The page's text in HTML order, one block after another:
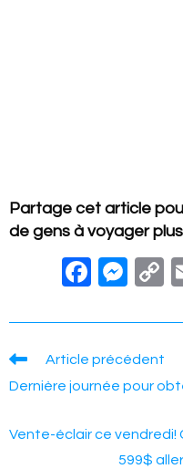
Partage cet article
de gens à voyager
F
c
e
b
o
M
ss
e
n
er
Read
articles
Article précédent
Dernière journée pour
Vente-éclair ce vendredi!
599$